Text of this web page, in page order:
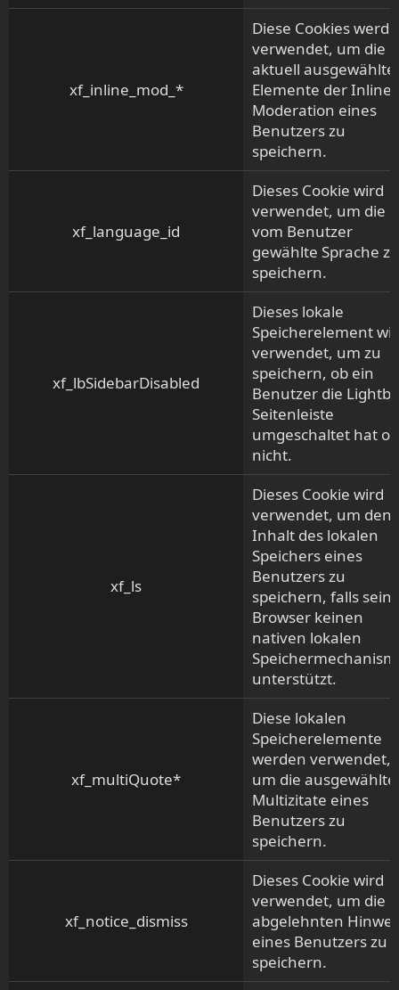
xf_inline_mod_*
Diese Cookies
verwendet, um die
aktuell
Elemente der Inline-
Moderation eines
Benutzers zu
speichern.
xf_language_id
Dieses Cookie wird
verwendet, um die
vom Benutzer
gewählte Sprache zu
speichern.
xf_lbSidebarDisabled
Dieses lokale
Speicherelement
verwendet, um zu
speichern, ob ein
Benutzer die
Seitenleiste
umgeschaltet hat
nicht.
xf_ls
Dieses Cookie wird
verwendet, um den
Inhalt des lokalen
Speichers eines
Benutzers zu
speichern, falls sein
Browser keinen
nativen lokalen
unterstützt.
xf_multiQuote*
Diese lokalen
Speicherelemente
werden verwendet,
um die
Multizitate eines
Benutzers zu
speichern.
xf_notice_dismiss
Dieses Cookie wird
verwendet, um die
abgelehnten
eines Benutzers zu
speichern.